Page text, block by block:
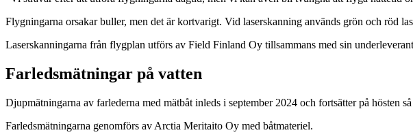
Flygningarna orsakar buller, men det är kortvarigt. Vid laserskanning används grön och röd
Laserskanningarna från flygplan utförs av Field Finland Oy tillsammans med sin
Farledsmätningar på vatten
Djupmätningarna av farlederna med mätbåt inleds i september 2024 och fortsätter på hösten
Farledsmätningarna genomförs av Arctia Meritaito Oy med båtmateriel.